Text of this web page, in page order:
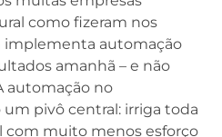
como fizeram nos
implementa automação
amanhã – e não
automação no
pivô central: irriga toda
com muito menos esforço